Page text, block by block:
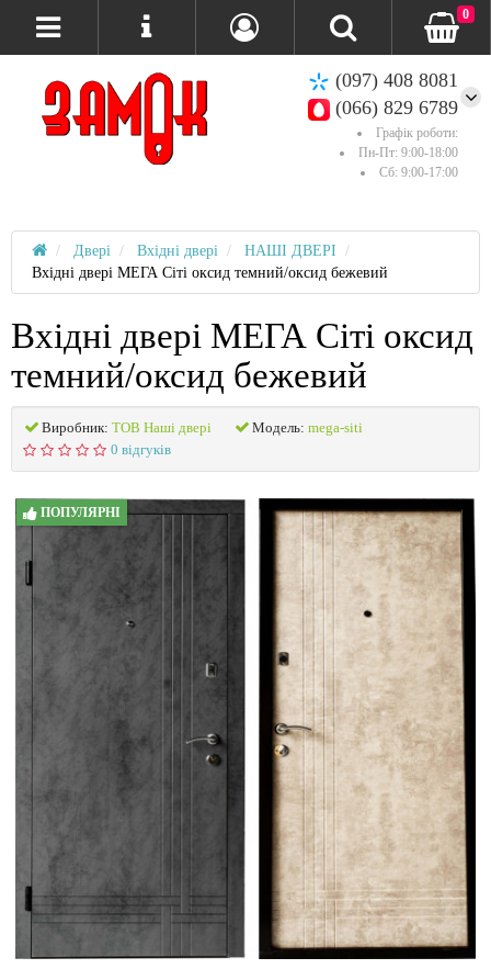
(097) 408 8081
(066) 829 6789
Графік роботи:
Пн-Пт: 9:00-18:00
Сб: 9:00-17:00
0
Двері Вхідні двері
НАШІ ДВЕРІ
Вхідні двері МЕГА Сіті оксид темний/оксид бежевий
Вхідні двері МЕГА Сіті оксид
темний/оксид бежевий
Виробник: ТОВ Наші двері Модель: mega-siti
0 відгуків
ПОПУЛЯРНІ